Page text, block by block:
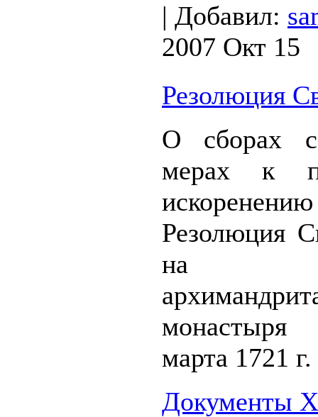
| Добавил:
2007 Окт 15
Резолюция
О сборах с
мерах к
Резолюция
на
марта 1721 г.
Документы